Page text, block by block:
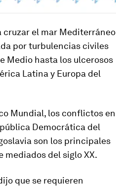
cruzar el mar Mediterráneo
por turbulencias civiles
Medio hasta los ulcerosos
Latina y Europa del
Mundial, los conflictos en
Democrática del
son los principales
mediados del siglo XX.
que se requieren